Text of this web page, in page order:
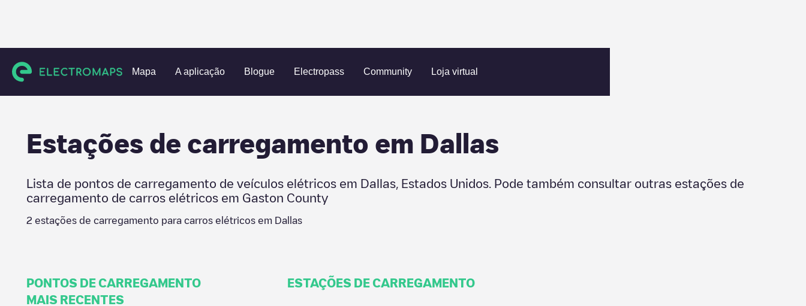
Mapa A aplicação Blogue Electropass Community Loja virtual
Charging stations Estados Unidos Gaston County Dallas
Estações de carregamento em Dallas
Lista de pontos de carregamento de veículos elétricos em Dallas Estados Unidos . Pode também consultar outras estações de
carregamento de carros elétricos em Gaston County
2 estações de carregamento para carros elétricos em Dallas
PONTOS DE CARREGAMENTO
MAIS RECENTES
ESTAÇÕES DE CARREGAMENTO